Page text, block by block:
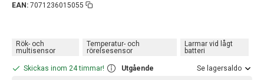
EAN: 7071236015055
Rök- och
multisensor
Temperatur- och
rörelsesensor
Larmar vid lågt
batteri
Skickas inom 24 timmar! Utgående Se lagersaldo